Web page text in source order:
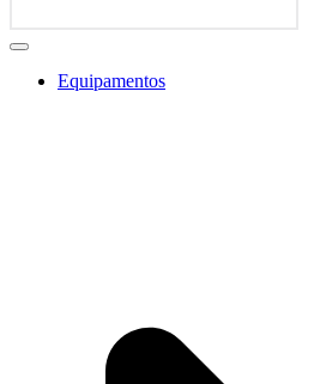
Equipamentos